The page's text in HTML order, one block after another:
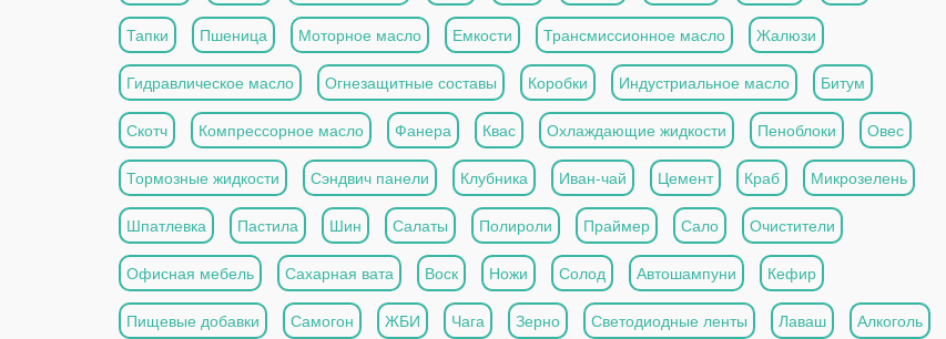
Тапки Пшеница Моторное масло Емкости Трансмиссионное масло Жалюзи
Гидравлическое масло Огнезащитные составы Коробки Индустриальное масло Битум
Скотч Компрессорное масло Фанера Квас Охлаждающие жидкости Пеноблоки Овес
Тормозные жидкости Сэндвич панели Клубника Иван-чай Цемент Краб Микрозелень
Шпатлевка Пастила Шин Салаты Полироли Праймер Сало Очистители
Офисная мебель Сахарная вата Воск Ножи Солод Автошампуни Кефир
Пищевые добавки Самогон ЖБИ Чага Зерно Светодиодные ленты Лаваш Алкоголь